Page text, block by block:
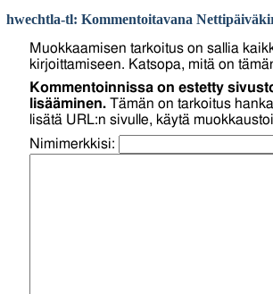
hwechtla-tl: Kommentoitavana
Muokkaamisen tarkoitus on sallia
kirjoittamiseen. Katsopa, mitä on
Kommentoinnissa on estetty
lisääminen. Tämän on tarkoitus
lisätä URL:n sivulle, käytä
Nimimerkkisi: